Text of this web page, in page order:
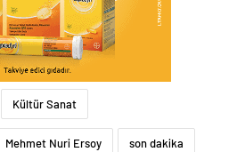
Kültür Sanat
Mehmet Nuri Ersoy son dakika